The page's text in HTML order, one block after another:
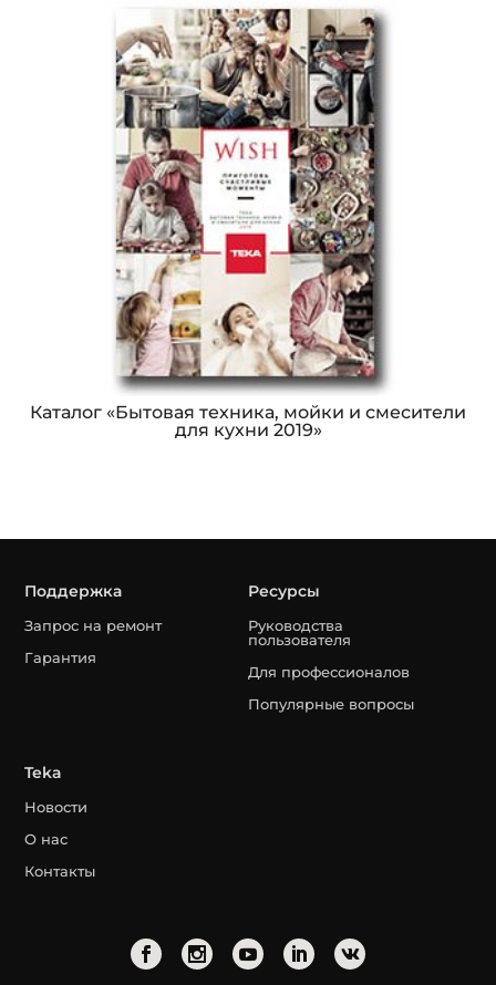
Каталог «Бытовая техника, мойки и смесители
для кухни 2019»
Поддержка
Запрос на ремонт
Гарантия
Ресурсы
Руководства
пользователя
Для профессионалов
Популярные вопросы
Teka
Новости
О нас
Контакты